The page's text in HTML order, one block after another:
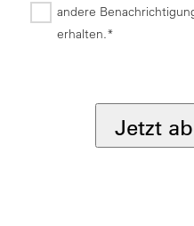
andere
erhalten.*
Jetzt